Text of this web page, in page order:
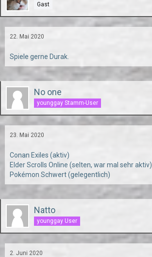
Gast
22. Mai 2020
Spiele gerne Durak.
No one
younggay Stamm-User
23. Mai 2020
Conan Exiles (aktiv)
Elder Scrolls Online (selten, war mal sehr aktiv)
Pokémon Schwert (gelegentlich)
Natto
younggay User
2. Juni 2020